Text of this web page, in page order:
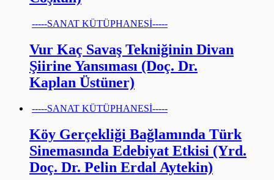
-----SANAT KÜTÜPHANESİ-----
Vur Kaç Savaş Tekniğinin Divan
Şiirine Yansıması (Doç. Dr.
Kaplan Üstüner)
-----SANAT KÜTÜPHANESİ-----
Köy Gerçekliği Bağlamında Türk
Sinemasında Edebiyat Etkisi (Yrd.
Doç. Dr. Pelin Erdal Aytekin)